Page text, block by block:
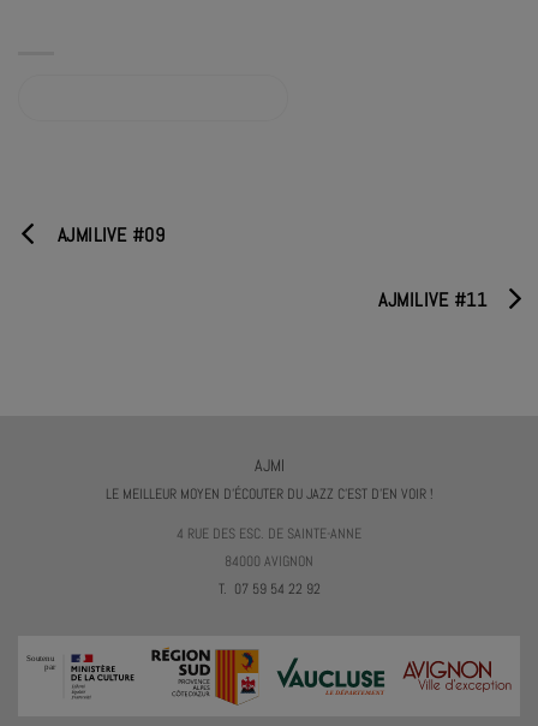
AJMILIVE #09
AJMILIVE #11
AJMI
LE MEILLEUR MOYEN D'ÉCOUTER DU JAZZ C'EST D'EN VOIR !
4 RUE DES ESC. DE SAINTE-ANNE
84000 AVIGNON
T. 07 59 54 22 92